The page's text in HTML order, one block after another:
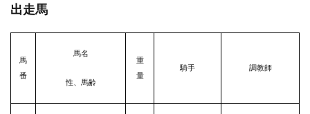
出走馬
馬
番
馬名
性、馬齢
重
量
騎手 調教師